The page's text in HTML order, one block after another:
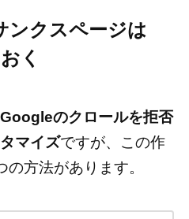
ンクスページは
く
のクロールを拒否
マイズですが、この作
方法があります。